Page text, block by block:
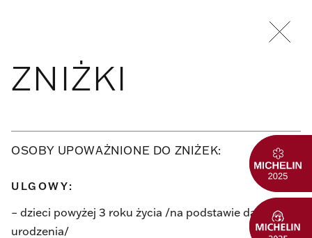
ZNIŻKI
OSOBY UPOWAŻNIONE DO ZNIŻEK:
ULGOWY:
– dzieci powyżej 3 roku życia /na podstawie daty
urodzenia/